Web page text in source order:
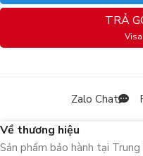
TRẢ
Zalo Chat
Về thương hiệu
Sản phẩm bảo hành tại